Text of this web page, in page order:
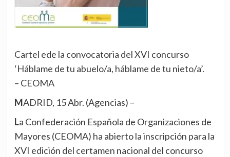
Cartel ede la convocatoria del XVI concurso
‘Háblame de tu abuelo/a, háblame de tu nieto/a’.
– CEOMA
MADRID, 15 Abr. (Agencias) –
La Confederación Española de Organizaciones de
Mayores (CEOMA) ha abierto la inscripción para la
XVI edición del certamen nacional del concurso